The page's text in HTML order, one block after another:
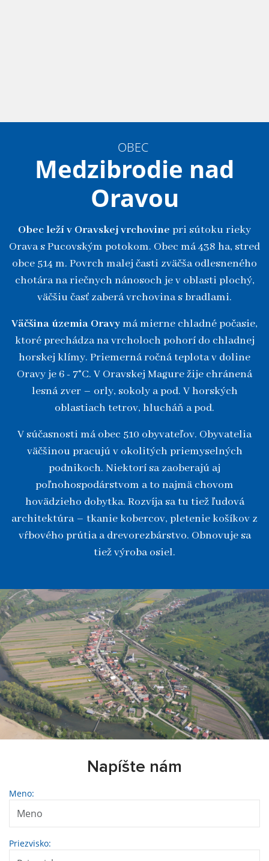
OBEC
Medzibrodie nad
Oravou
Obec leží v Oravskej vrchovine pri sútoku rieky
Orava s Pucovským potokom. Obec má 438 ha, stred
obce 514 m. Povrch malej časti zväčša odlesneného
chotára na riečnych nánosoch je v oblasti plochý,
väčšiu časť zaberá vrchovina s bradlami.
Väčšina územia Oravymá mierne chladné počasie,
ktoré prechádza na vrcholoch pohorí do chladnej
horskej klímy. Priemerná ročná teplota v doline
Oravy je 6 - 7°C. V Oravskej Magure žije chránená
lesná zver – orly, sokoly a pod. V horských
oblastiach tetrov, hlucháň a pod.
V súčasnosti má obec 510 obyvateľov. Obyvatelia
väčšinou pracujú v okolitých priemyselných
podnikoch. Niektorí sa zaoberajú aj
poľnohospodárstvom a to najmä chovom
hovädzieho dobytka. Rozvíja sa tu tiež ľudová
architektúra – tkanie kobercov, pletenie košíkov z
vŕbového prútia a drevorezbárstvo. Obnovuje sa
tiež výroba osiel.
Napíšte nám
Meno:
Priezvisko: